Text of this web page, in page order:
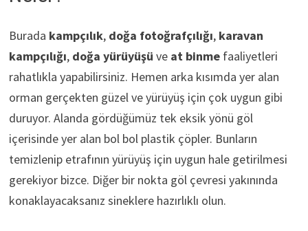
Burada kampçılık, doğa fotoğrafçılığı, karavan
kampçılığı, doğa yürüyüşü ve at binmefaaliyetleri
rahatlıkla yapabilirsiniz. Hemen arka kısımda yer alan
orman gerçekten güzel ve yürüyüş için çok uygun gibi
duruyor. Alanda gördüğümüz tek eksik yönü göl
içerisinde yer alan bol bol plastik çöpler. Bunların
temizlenip etrafının yürüyüş için uygun hale getirilmesi
gerekiyor bizce. Diğer bir nokta göl çevresi yakınında
konaklayacaksanız sineklere hazırlıklı olun.